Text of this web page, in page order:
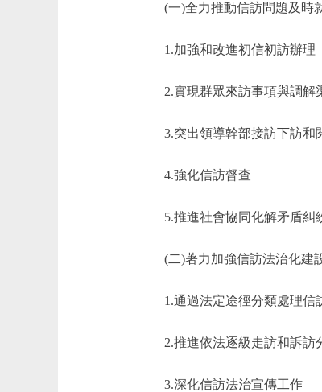
(一)全力推動信訪問題及時
1.加強和改進初信初訪辦理
2.實現群眾來訪事項與調解
3.突出領導幹部接訪下訪和
4.強化信訪督查
5.推進社會協同化解矛盾糾
(二)著力加強信訪法治化建
1.通過法定途徑分類處理信
2.推進依法逐級走訪和訴訪
3.深化信訪法治宣傳工作